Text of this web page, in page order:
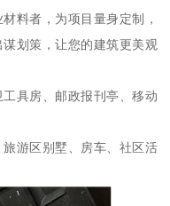
料者，为项目量身定制，
划策，让您的建筑更美观
具房、邮政报刊亭、移动
游区别墅、房车、社区活